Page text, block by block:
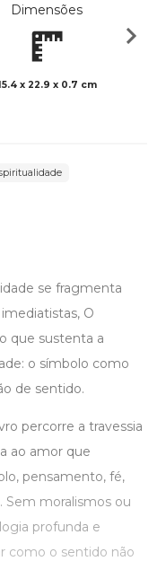
Dimensões
x 22.9 x 0.7 cm
se fragmenta
O
que sustenta a
o símbolo como
de sentido.
percorre a travessia
ao amor que
pensamento, fé,
Sem moralismos ou
profunda e
como o sentido não